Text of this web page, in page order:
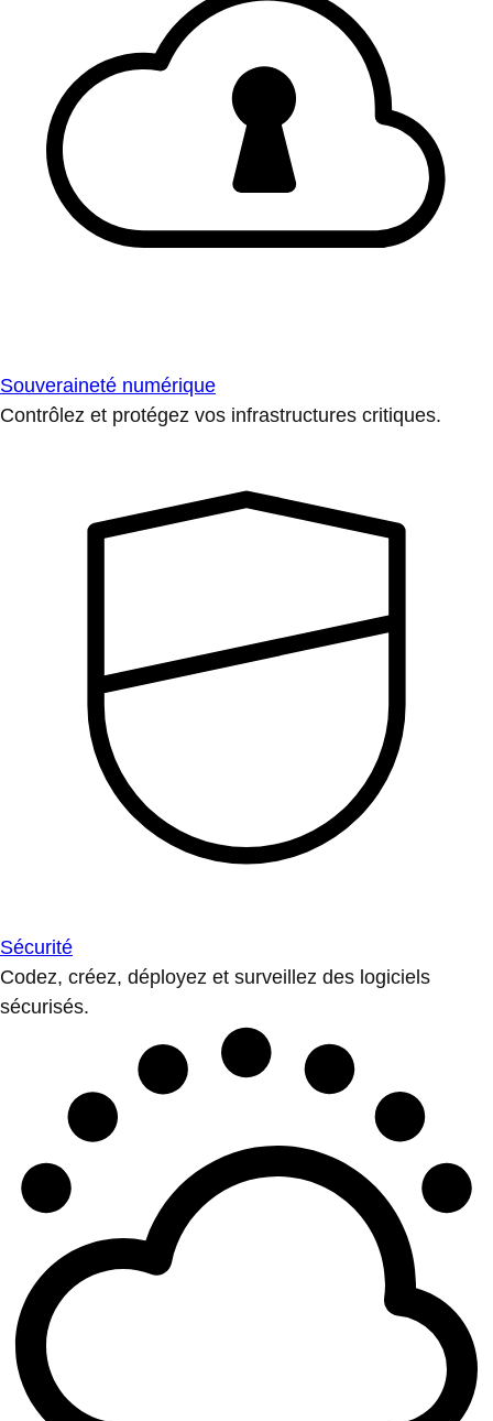
Souveraineté numérique
Contrôlez et protégez vos infrastructures critiques.
Sécurité
Codez, créez, déployez et surveillez des logiciels
sécurisés.